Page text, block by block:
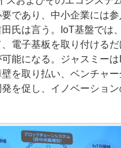
であり、中小企業には
氏は言う。IoT基盤では
電子基板を取り付ける
能になる。ジャスミー
を取り払い、ベンチャ
を促し、イノベーション